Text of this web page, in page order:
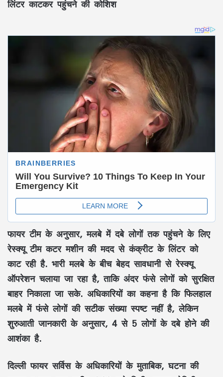
लिंटर काटकर पहुंचने की कोशिश
फायर टीम के अनुसार, मलबे में दबे लोगों तक पहुंचने के लिए
रेस्क्यू टीम कटर मशीन की मदद से कंक्रीट के लिंटर को
काट रही है. भारी मलबे के बीच बेहद सावधानी से रेस्क्यू
ऑपरेशन चलाया जा रहा है, ताकि अंदर फंसे लोगों को सुरक्षित
बाहर निकाला जा सके. अधिकारियों का कहना है कि फिलहाल
मलबे में फंसे लोगों की सटीक संख्या स्पष्ट नहीं है, लेकिन
शुरुआती जानकारी के अनुसार, 4 से 5 लोगों के दबे होने की
आशंका है.
दिल्ली फायर सर्विस के अधिकारियों के मुताबिक, घटना की